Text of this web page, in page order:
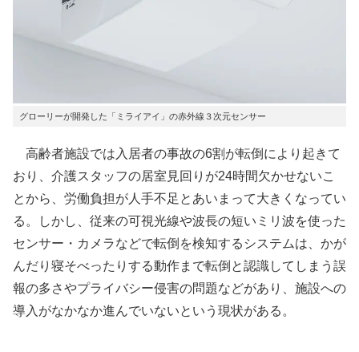
グローリーが開発した「ミライアイ」の赤外線３次元センサー
高齢者施設では入居者の事故の6割が転倒により起きて
おり、介護スタッフの居室見回りが24時間欠かせないこ
とから、労働負担が人手不足とあいまって大きくなってい
る。しかし、従来の可視光線や波長の短いミリ波を使った
センサー・カメラなどで転倒を検知するシステムは、かが
んだり寝そべったりする動作まで転倒と認識してしまう誤
報の多さやプライバシー侵害の問題などがあり、施設への
導入がなかなか進んでいないという現状がある。